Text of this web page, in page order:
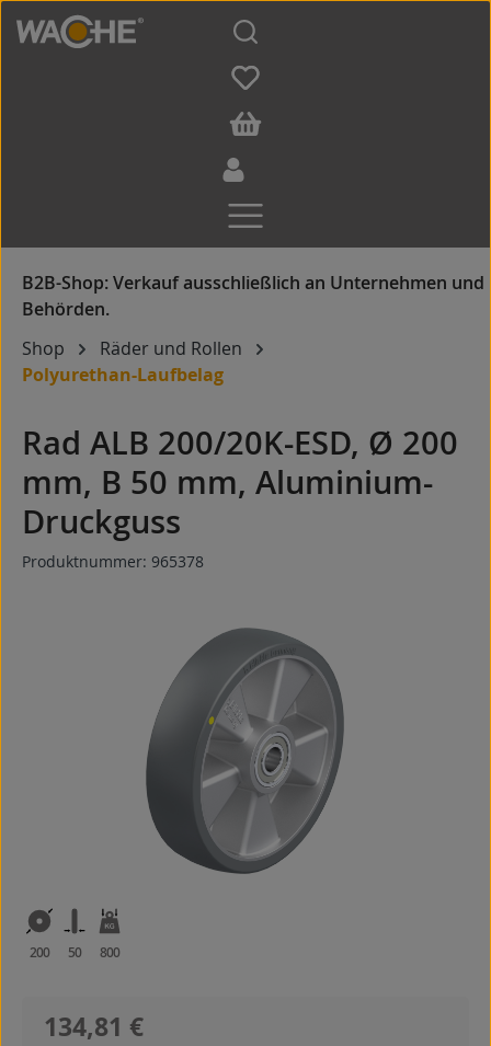
Zum Hauptinhalt springen
Shop
Räder und Rollen
Polyurethan-Laufbelag
Rad ALB 200/20K-ESD, Ø 200
mm, B 50 mm, Aluminium-
Druckguss
Produktnummer: 965378
Bildergalerie überspringen
200 50 800
Regulärer Preis:
134,81 €